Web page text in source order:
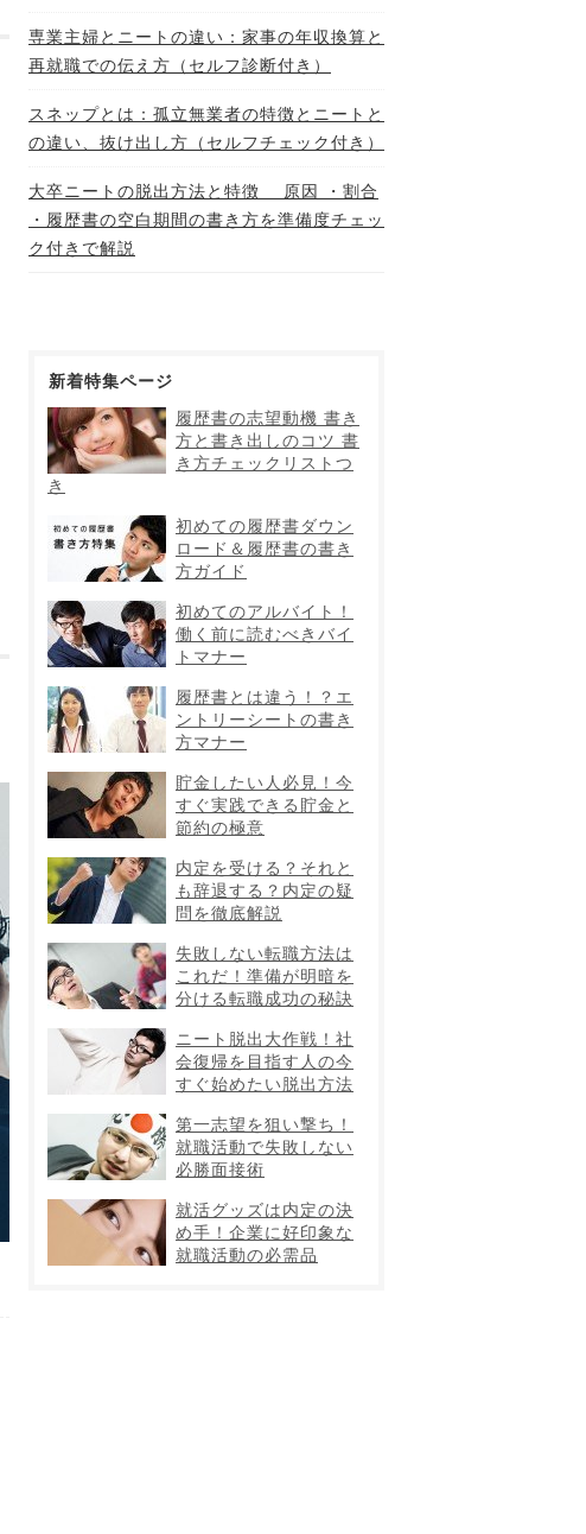
専業主婦とニートの違い：家事の年収換算と
再就職での伝え方（セルフ診断付き）
スネップとは：孤立無業者の特徴とニートと
の違い、抜け出し方（セルフチェック付き）
大卒ニートの脱出方法と特徴 原因 ・割合
・履歴書の空白期間の書き方を準備度チェッ
ク付きで解説
新着特集ページ
履歴書の志望動機 書き
方と書き出しのコツ 書
き方チェックリストつ
き
初めての履歴書ダウン
ロード＆履歴書の書き
方ガイド
初めてのアルバイト！
働く前に読むべきバイ
トマナー
履歴書とは違う！？エ
ントリーシートの書き
方マナー
貯金したい人必見！今
すぐ実践できる貯金と
節約の極意
内定を受ける？それと
も辞退する？内定の疑
問を徹底解説
失敗しない転職方法は
これだ！準備が明暗を
分ける転職成功の秘訣
ニート脱出大作戦！社
会復帰を目指す人の今
すぐ始めたい脱出方法
第一志望を狙い撃ち！
就職活動で失敗しない
必勝面接術
就活グッズは内定の決
め手！企業に好印象な
就職活動の必需品